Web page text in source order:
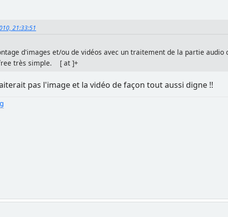
21:33:51
d'images et/ou de vidéos avec un traitement de la partie
très simple. [ at ]+
pas l'image et la vidéo de façon tout aussi digne !!